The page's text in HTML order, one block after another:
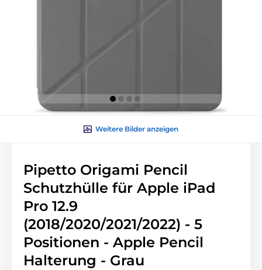
Weitere Bilder anzeigen
Pipetto Origami Pencil
Schutzhülle für Apple iPad
Pro 12.9
(2018/2020/2021/2022) - 5
Positionen - Apple Pencil
Halterung - Grau